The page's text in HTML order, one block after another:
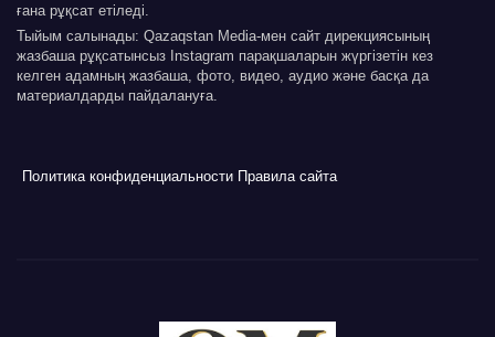
ғана рұқсат етіледі.
Тыйым салынады: Qazaqstan Media-мен сайт дирекциясының
жазбаша рұқсатынсыз Instagram парақшаларын жүргізетін кез
келген адамның жазбаша, фото, видео, аудио және басқа да
материалдарды пайдалануға.
Политика конфиденциальности Правила сайта